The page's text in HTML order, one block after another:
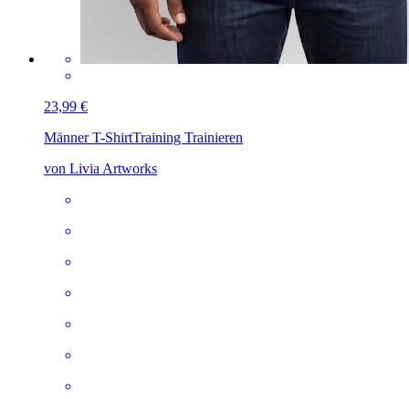
23,99 €
Männer T-ShirtTraining Trainieren
von Livia Artworks